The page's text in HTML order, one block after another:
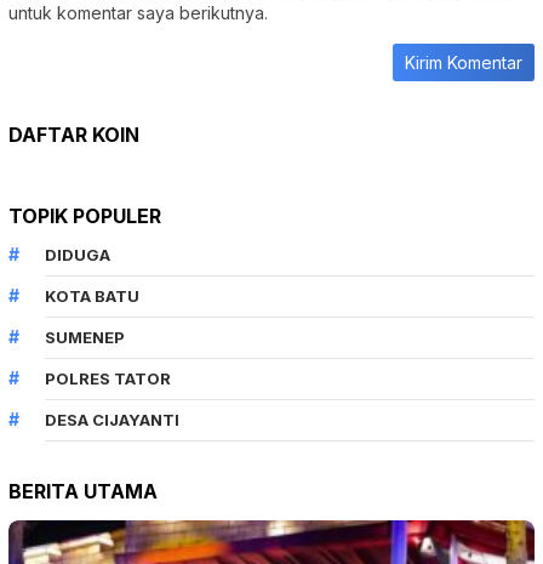
untuk komentar saya berikutnya.
DAFTAR KOIN
TOPIK POPULER
DIDUGA
KOTA BATU
SUMENEP
POLRES TATOR
DESA CIJAYANTI
BERITA UTAMA